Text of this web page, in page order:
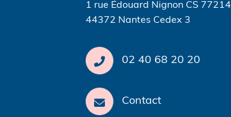
1 rue Édouard Nignon CS 77214
44372 Nantes Cedex 3
02 40 68 20 20
Contact